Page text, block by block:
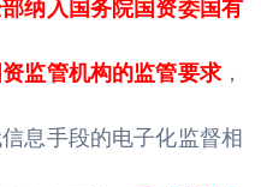
纳入国务院国资委国有
监管机构的监管要求，
息手段的电子化监督相